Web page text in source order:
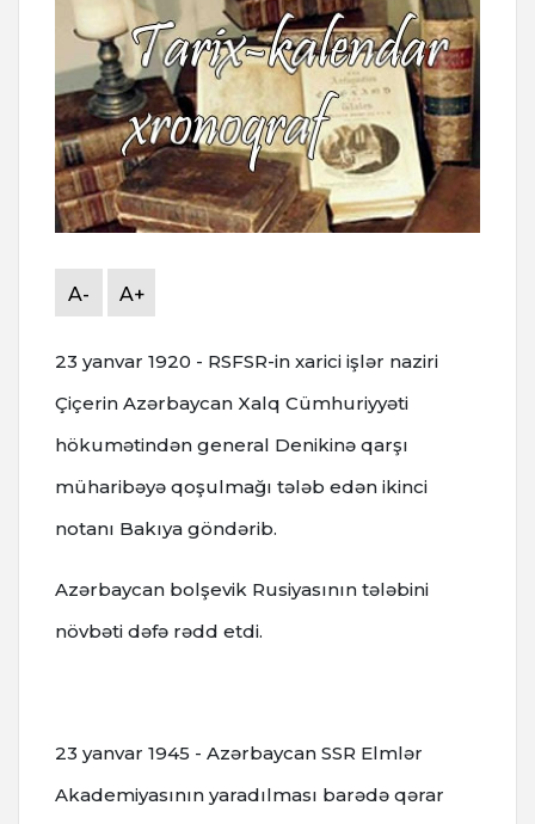
A- A+
23 yanvar 1920 - RSFSR-in xarici işlər naziri
Çiçerin Azərbaycan Xalq Cümhuriyyəti
hökumətindən general Denikinə qarşı
müharibəyə qoşulmağı tələb edən ikinci
notanı Bakıya göndərib.
Azərbaycan bolşevik Rusiyasının tələbini
növbəti dəfə rədd etdi.
23 yanvar 1945 - Azərbaycan SSR Elmlər
Akademiyasının yaradılması barədə qərar